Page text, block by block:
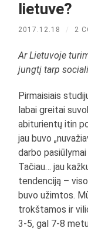
lietuve?
2017.12.18 / 2
Ar Lietuvoje
jungtį tarp
Pirmaisiais
labai greitai
abiturientų itin
jau buvo
darbo
Tačiau… jau
tendenciją –
buvo užimtos.
trokštamos ir
3-5, gal 7-8